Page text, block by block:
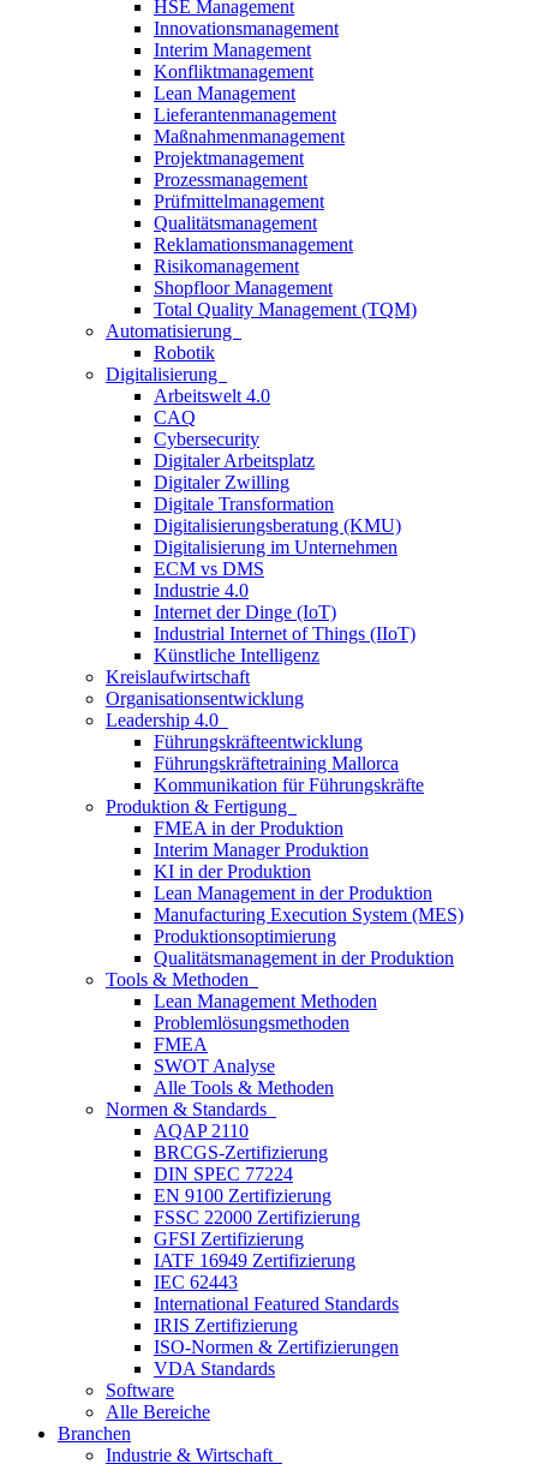
HSE Management
Innovationsmanagement
Interim Management
Konfliktmanagement
Lean Management
Lieferantenmanagement
Maßnahmenmanagement
Projektmanagement
Prozessmanagement
Prüfmittelmanagement
Qualitätsmanagement
Reklamationsmanagement
Risikomanagement
Shopfloor Management
Total Quality Management (TQM)
Automatisierung
Robotik
Digitalisierung
Arbeitswelt 4.0
CAQ
Cybersecurity
Digitaler Arbeitsplatz
Digitaler Zwilling
Digitale Transformation
Digitalisierungsberatung (KMU)
Digitalisierung im Unternehmen
ECM vs DMS
Industrie 4.0
Internet der Dinge (IoT)
Industrial Internet of Things (IIoT)
Künstliche Intelligenz
Kreislaufwirtschaft
Organisationsentwicklung
Leadership 4.0
Führungskräfteentwicklung
Führungskräftetraining Mallorca
Kommunikation für Führungskräfte
Produktion & Fertigung
FMEA in der Produktion
Interim Manager Produktion
KI in der Produktion
Lean Management in der Produktion
Manufacturing Execution System (MES)
Produktionsoptimierung
Qualitätsmanagement in der Produktion
Tools & Methoden
Lean Management Methoden
Problemlösungsmethoden
FMEA
SWOT Analyse
Alle Tools & Methoden
Normen & Standards
AQAP 2110
BRCGS-Zertifizierung
DIN SPEC 77224
EN 9100 Zertifizierung
FSSC 22000 Zertifizierung
GFSI Zertifizierung
IATF 16949 Zertifizierung
IEC 62443
International Featured Standards
IRIS Zertifizierung
ISO-Normen & Zertifizierungen
VDA Standards
Software
Alle Bereiche
Branchen
Industrie & Wirtschaft